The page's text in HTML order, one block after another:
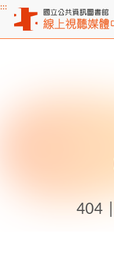
主要內容區塊
:::
404